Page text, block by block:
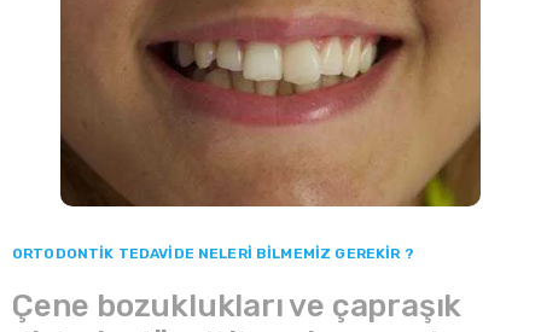
ORTODONTİK TEDAVİDE NELERİ BİLMEMİZ GEREKİR ?
Çene bozuklukları ve çapraşık